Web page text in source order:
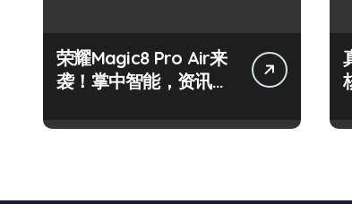
荣耀Magic8 Pro Air来
袭！掌中智能，资讯快